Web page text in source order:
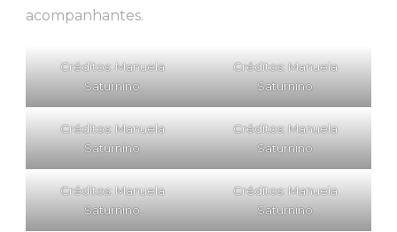
acompanhantes.
Créditos: Manuela
Saturnino
Créditos: Manuela
Saturnino
Créditos: Manuela
Saturnino
Créditos: Manuela
Saturnino
Créditos: Manuela
Saturnino
Créditos: Manuela
Saturnino